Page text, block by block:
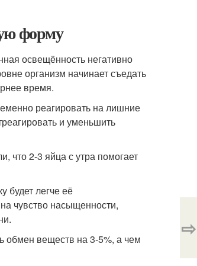
форму
освещённость негативно
организм начинает съедать
время.
реагировать на лишние
и уменьшить
что 2-3 яйца с утра помогает
будет легче её
чувство насыщенности,
обмен веществ на 3-5%, а чем
⇨